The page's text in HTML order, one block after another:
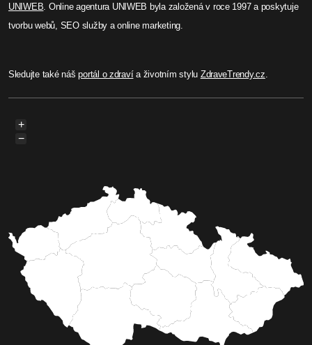
UNIWEB . Online agentura UNIWEB byla založená v roce 1997 a poskytuje
tvorbu webů, SEO služby a online marketing.
Sledujte také nášportál o zdravía životním stylu ZdraveTrendy.cz
+
−